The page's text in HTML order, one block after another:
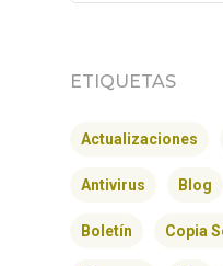
ETIQUETAS
Actualizaciones
Antivirus Blog
Boletín Copia